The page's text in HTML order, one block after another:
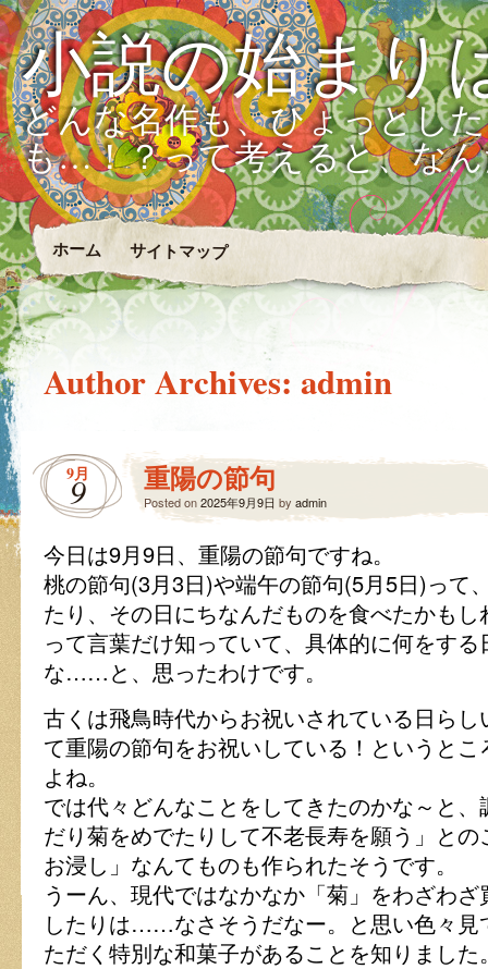
小説の始まり
どんな名作も、ひょっとし
も…！？って考えると、な
ホーム サイトマップ
Author Archives: admin
9月
9 重陽の節句
Posted on2025年9月9日 by admin
今日は9月9日、重陽の節句ですね。
桃の節句(3月3日)や端午の節句(5月5日)って
たり、その日にちなんだものを食べたかも
って言葉だけ知っていて、具体的に何をす
な……と、思ったわけです。
古くは飛鳥時代からお祝いされている日ら
て重陽の節句をお祝いしている！というと
よね。
では代々どんなことをしてきたのかな～と
だり菊をめでたりして不老長寿を願う」と
お浸し」なんてものも作られたそうです。
うーん、現代ではなかなか「菊」をわざわ
したりは……なさそうだなー。と思い色々見
ただく特別な和菓子があることを知りました